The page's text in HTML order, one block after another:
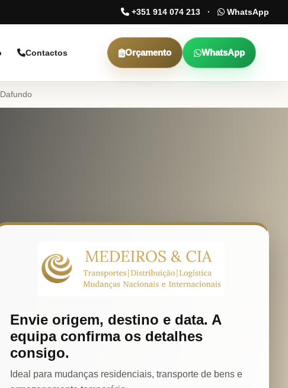
+351 914 074 213 · WhatsApp
Contactos Orçamento WhatsApp
Envie origem, destino e data. A
equipa confirma os detalhes
consigo.
Ideal para mudanças residenciais, transporte de bens e